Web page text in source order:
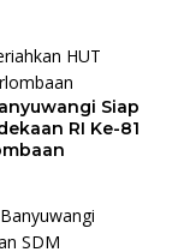
Siap
RI Ke-81